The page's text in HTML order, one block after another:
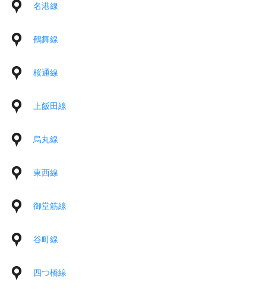
名港線
鶴舞線
桜通線
上飯田線
烏丸線
東西線
御堂筋線
谷町線
四つ橋線